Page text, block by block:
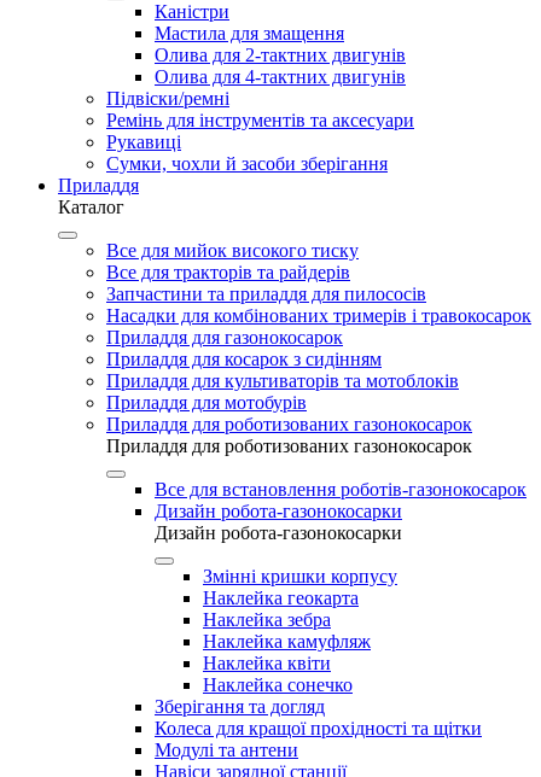
Каністри
Мастила для змащення
Олива для 2-тактних двигунів
Олива для 4-тактних двигунів
Підвіски/ремні
Ремінь для інструментів та аксесуари
Рукавиці
Сумки, чохли й засоби зберігання
Приладдя
Каталог
Все для мийок високого тиску
Все для тракторів та райдерів
Запчастини та приладдя для пилососів
Насадки для комбінованих тримерів і травокосарок
Приладдя для газонокосарок
Приладдя для косарок з сидінням
Приладдя для культиваторів та мотоблоків
Приладдя для мотобурів
Приладдя для роботизованих газонокосарок
Приладдя для роботизованих газонокосарок
Все для встановлення роботів-газонокосарок
Дизайн робота-газонокосарки
Дизайн робота-газонокосарки
Змінні кришки корпусу
Наклейка геокарта
Наклейка зебра
Наклейка камуфляж
Наклейка квіти
Наклейка сонечко
Зберігання та догляд
Колеса для кращої прохідності та щітки
Модулі та антени
Навіси зарядної станції